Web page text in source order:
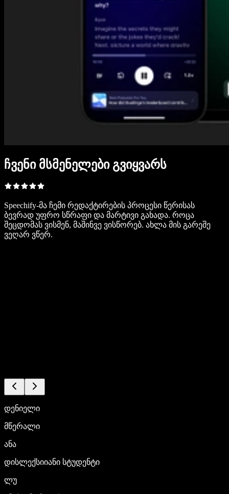
ჩვენი მსმენელები გვიყვარს
Speechify-მა ჩემი რედაქტირების პროცესი წერისას
ბევრად უფრო სწრაფი და მარტივი გახადა. როცა
შეცდომას ვისმენ, მაშინვე ვისწორებ. ახლა მის გარეშე
ვეღარ ვწერ.
დენიელი
მწერალი
ანა
დისლექსიიანი სტუდენტი
ლუ